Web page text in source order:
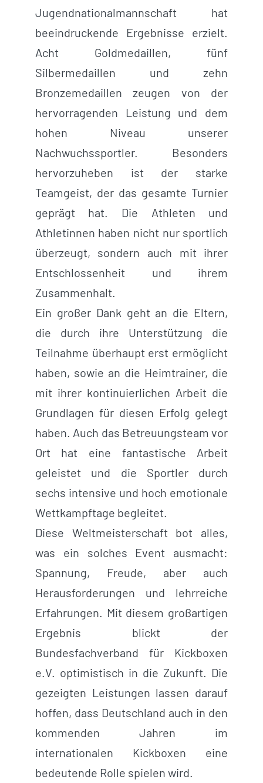
Jugendnationalmannschaft hat
beeindruckende Ergebnisse erzielt.
Acht Goldmedaillen, fünf
Silbermedaillen und zehn
Bronzemedaillen zeugen von der
hervorragenden Leistung und dem
hohen Niveau unserer
Nachwuchssportler. Besonders
hervorzuheben ist der starke
Teamgeist, der das gesamte Turnier
geprägt hat. Die Athleten und
Athletinnen haben nicht nur sportlich
überzeugt, sondern auch mit ihrer
Entschlossenheit und ihrem
Zusammenhalt.
Ein großer Dank geht an die Eltern,
die durch ihre Unterstützung die
Teilnahme überhaupt erst ermöglicht
haben, sowie an die Heimtrainer, die
mit ihrer kontinuierlichen Arbeit die
Grundlagen für diesen Erfolg gelegt
haben. Auch das Betreuungsteam vor
Ort hat eine fantastische Arbeit
geleistet und die Sportler durch
sechs intensive und hoch emotionale
Wettkampftage begleitet.
Diese Weltmeisterschaft bot alles,
was ein solches Event ausmacht:
Spannung, Freude, aber auch
Herausforderungen und lehrreiche
Erfahrungen. Mit diesem großartigen
Ergebnis blickt der
Bundesfachverband für Kickboxen
e.V. optimistisch in die Zukunft. Die
gezeigten Leistungen lassen darauf
hoffen, dass Deutschland auch in den
kommenden Jahren im
internationalen Kickboxen eine
bedeutende Rolle spielen wird.